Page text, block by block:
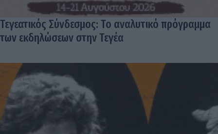
Τεγεατικός Σύνδεσμος: Το αναλυτικό πρόγραμμα
των εκδηλώσεων στην Τεγέα